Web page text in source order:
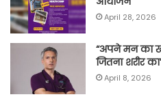
April 28, 2026
“अपने मन का
जितना शरीर
April 8, 2026